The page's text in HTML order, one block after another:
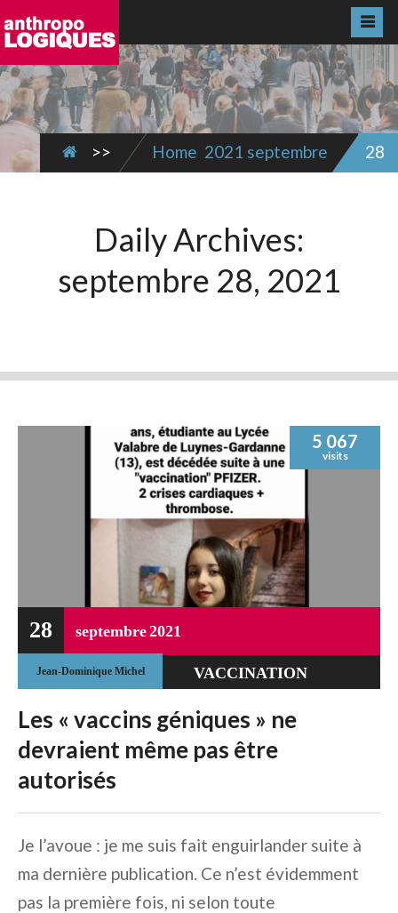
>> Home 2021 septembre 28
Daily Archives:
septembre 28, 2021
28 septembre2021
5 067
visits
Jean-Dominique Michel VACCINATION
Les « vaccins géniques » ne
devraient même pas être
autorisés
Je l’avoue : je me suis fait enguirlander suite à
ma dernière publication. Ce n’est évidemment
pas la première fois, ni selon toute